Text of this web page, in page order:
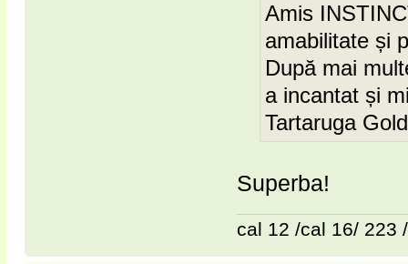
Amis
amabilitate și
După mai
a incantat și
Tartaruga
Superba!
cal 12 /cal 16/ 223